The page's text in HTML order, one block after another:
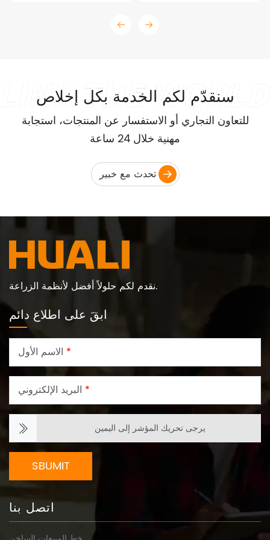
سنقدّم لكم الخدمة بكل إخلاص
للتعاون التجاري أو الاستفسار عن المنتجات، استجابة
مهنية خلال 24 ساعة
تحدث مع خبير
نقدم لكم حلولاً أفضل لأنظمة الزراعة.
ابقَ على اطلاع دائم
*
*
يرجى تحريك المؤشر إلى اليمين
SBUMIT
اتصل بنا